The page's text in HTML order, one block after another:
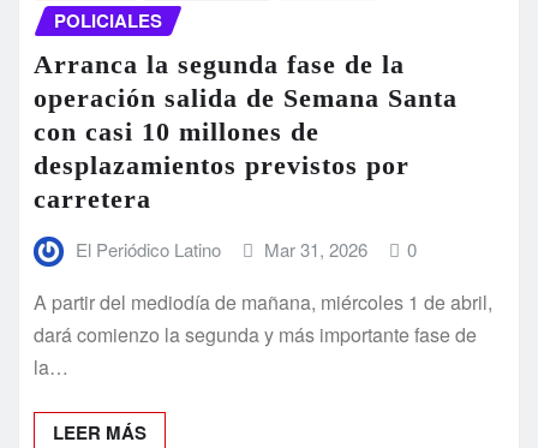
POLICIALES
Arranca la segunda fase de la
operación salida de Semana Santa
con casi 10 millones de
desplazamientos previstos por
carretera
El Periódico Latino Mar 31, 2026 0
A partir del mediodía de mañana, miércoles 1 de abril,
dará comienzo la segunda y más importante fase de
la…
LEER MÁS